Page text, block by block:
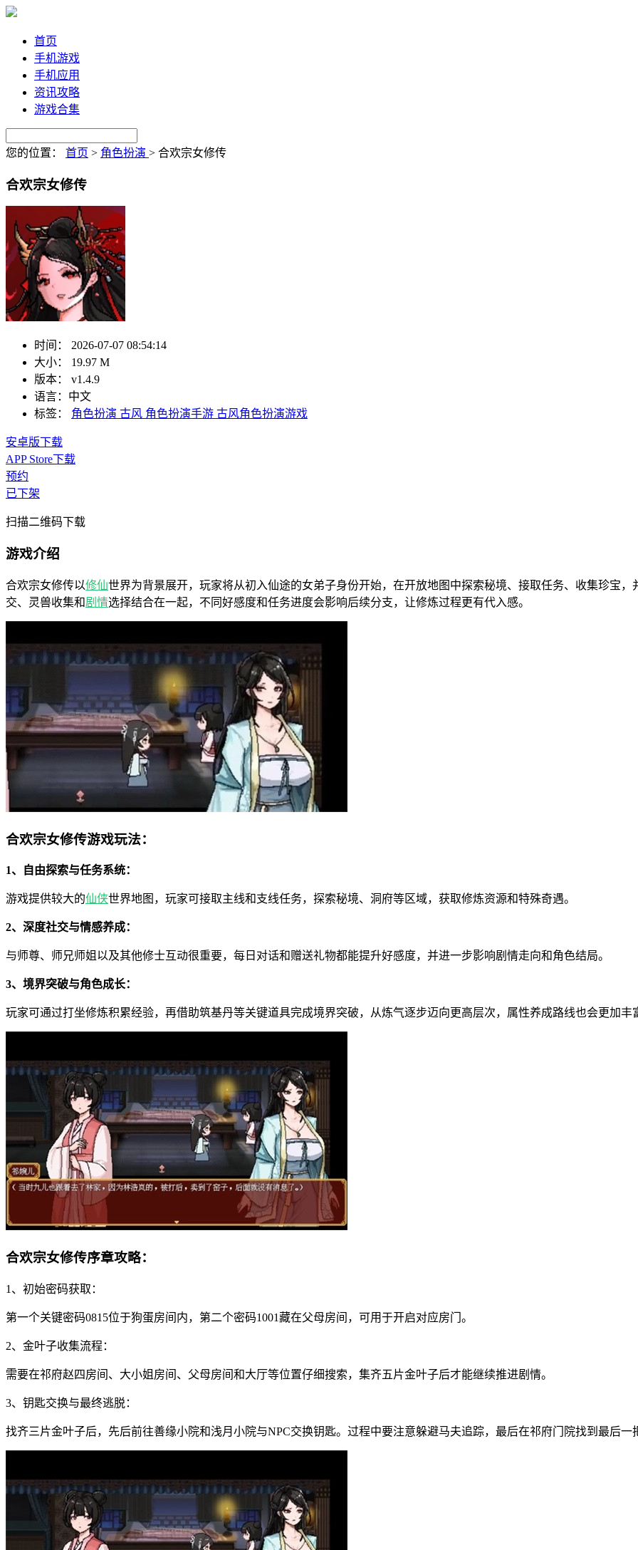
首页
手机游戏
手机应用
资讯攻略
游戏合集
您的位置： 首页 > 角色扮演 > 合欢宗女修传
合欢宗女修传
时间：
2026-07-07 08:54:14
大小：
19.97 M
版本：
v1.4.9
语言： 中文
标签：
角色扮演 古风 角色扮演手游 古风角色扮演游戏
安卓版下载
APP Store下载
预约
已下架
扫描二维码下载
游戏介绍
合欢宗女修传以修仙世界为背景展开，玩家将从初入仙途的女弟子身份开始，在开放地图中探索秘境、接取任务、收集珍宝
交、灵兽收集和剧情选择结合在一起，不同好感度和任务进度会影响后续分支，让修炼过程更有代入感。
合欢宗女修传游戏玩法：
1、自由探索与任务系统：
游戏提供较大的仙侠世界地图，玩家可接取主线和支线任务，探索秘境、洞府等区域，获取修炼资源和特殊奇遇。
2、深度社交与情感养成：
与师尊、师兄师姐以及其他修士互动很重要，每日对话和赠送礼物都能提升好感度，并进一步影响剧情走向和角色结局。
3、境界突破与角色成长：
玩家可通过打坐修炼积累经验，再借助筑基丹等关键道具完成境界突破，从炼气逐步迈向更高层次，属性养成路线也会更加丰
合欢宗女修传序章攻略：
1、初始密码获取：
第一个关键密码0815位于狗蛋房间内，第二个密码1001藏在父母房间，可用于开启对应房门。
2、金叶子收集流程：
需要在祁府赵四房间、大小姐房间、父母房间和大厅等位置仔细搜索，集齐五片金叶子后才能继续推进剧情。
3、钥匙交换与最终逃脱：
找齐三片金叶子后，先后前往善缘小院和浅月小院与NPC交换钥匙。过程中要注意躲避马夫追踪，最后在祁府门院找到最后一